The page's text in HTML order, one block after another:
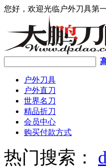
您好，欢迎光临户外刀具第
户外刀具
户外直刀
世界名刀
精品折刀
会员中心
购买付款方式
热门搜索：